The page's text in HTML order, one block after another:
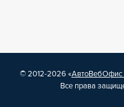
© 2012-2026 «АвтоВебОфис
Все права